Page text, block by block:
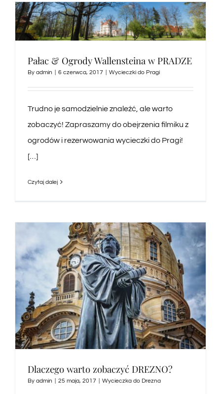
Pałac & Ogrody Wallensteina w PRADZE
By admin 6 czerwca, 2017 Wycieczki do Pragi
Trudno je samodzielnie znaleźć, ale warto
zobaczyć! Zapraszamy do obejrzenia filmiku z
ogrodów i rezerwowania wycieczki do Pragi!
[…]
Czytaj dalej
Dlaczego warto zobaczyć DREZNO?
By admin 25 maja, 2017 Wycieczka do Drezna